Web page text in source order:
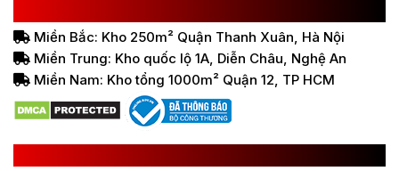
Miền Bắc: Kho 250m² Quận Thanh Xuân, Hà Nội
Miền Trung: Kho quốc lộ 1A, Diễn Châu, Nghệ An
Miền Nam: Kho tổng 1000m² Quận 12, TP HCM